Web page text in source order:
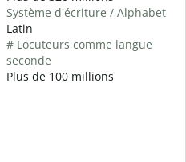
Système d'écriture / Alphabet
Latin
# Locuteurs comme langue
seconde
Plus de 100 millions